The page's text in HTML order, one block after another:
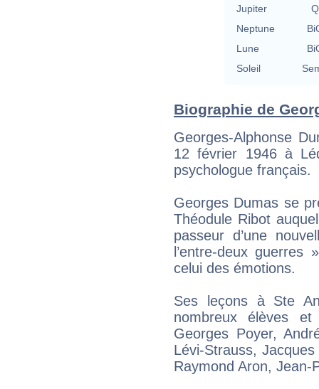
Jupiter
Neptune
Lune
Soleil
Biographie de
Georges-Alphonse
12 février 1946 à
psychologue français.
Georges Dumas se
Théodule Ribot
passeur d’une
l’entre-deux guerres
celui des émotions.
Ses leçons à Ste
nombreux élèves
Georges Poyer,
Lévi-Strauss,
Raymond Aron, Jean-